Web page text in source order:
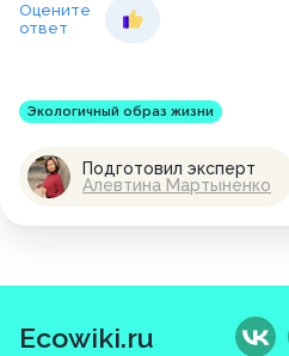
Оцените
ответ
Экологичный образ жизни
Подготовил эксперт
Алевтина Мартыненко
Ecowiki.ru